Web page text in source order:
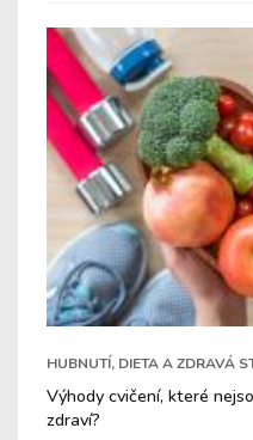
HUBNUTÍ, DIETA A ZDRAVÁ
Výhody cvičení, které
zdraví?